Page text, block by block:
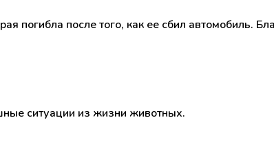
погибла после того, как ее сбил автомобиль.
ситуации из жизни животных.